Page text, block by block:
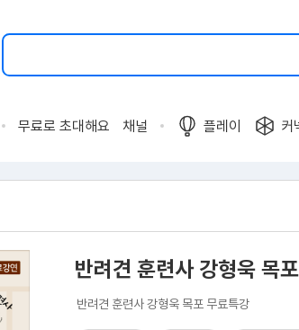
검
할
트
해
요.
무료로 초대해요 채널 플레이 커
반려견 훈련사 강형욱 목
반려견 훈련사 강형욱 목포 무료특강